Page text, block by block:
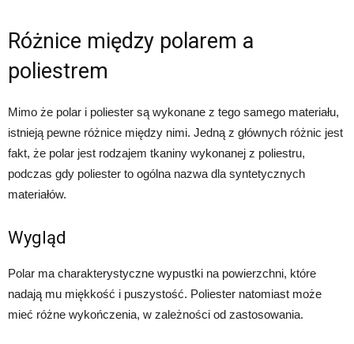
Różnice między polarem a
poliestrem
Mimo że polar i poliester są wykonane z tego samego materiału,
istnieją pewne różnice między nimi. Jedną z głównych różnic jest
fakt, że polar jest rodzajem tkaniny wykonanej z poliestru,
podczas gdy poliester to ogólna nazwa dla syntetycznych
materiałów.
Wygląd
Polar ma charakterystyczne wypustki na powierzchni, które
nadają mu miękkość i puszystość. Poliester natomiast może
mieć różne wykończenia, w zależności od zastosowania.